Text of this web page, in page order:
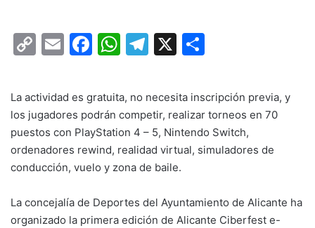
C
p
y
Li
n
k
E
ai
l
F
c
e
b
o
o
k
W
at
s
A
p
p
T
e
gr
a
m
X
m
p
ar
tir
La actividad es gratuita, no necesita inscripción previa, y
los jugadores podrán competir, realizar torneos en 70
puestos con PlayStation 4 – 5, Nintendo Switch,
ordenadores rewind, realidad virtual, simuladores de
conducción, vuelo y zona de baile.
La concejalía de Deportes del Ayuntamiento de Alicante ha
organizado la primera edición de Alicante Ciberfest e-